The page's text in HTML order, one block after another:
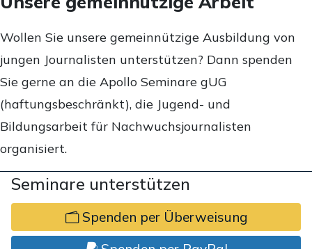
Wollen Sie unsere gemeinnützige Ausbildung von
jungen Journalisten unterstützen? Dann spenden
Sie gerne an die Apollo Seminare gUG
(haftungsbeschränkt), die Jugend- und
Bildungsarbeit für Nachwuchsjournalisten
organisiert.
Seminare unterstützen
Spenden per Überweisung